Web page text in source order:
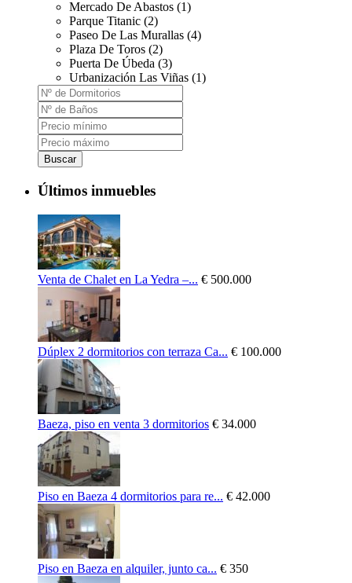
Mercado De Abastos (1)
Parque Titanic (2)
Paseo De Las Murallas (4)
Plaza De Toros (2)
Puerta De Úbeda (3)
Urbanización Las Viñas (1)
Buscar
Últimos inmuebles
Venta de Chalet en La Yedra –... € 500.000
Dúplex 2 dormitorios con terraza Ca... € 100.000
Baeza, piso en venta 3 dormitorios € 34.000
Piso en Baeza 4 dormitorios para re... € 42.000
Piso en Baeza en alquiler, junto ca... € 350